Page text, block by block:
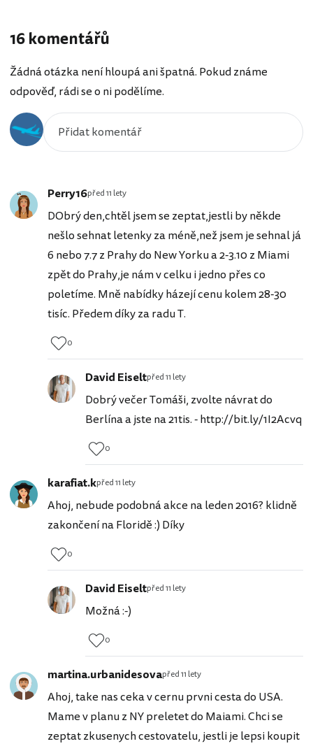
16 komentářů
Žádná otázka není hloupá ani špatná. Pokud známe
odpověď, rádi se o ni podělíme.
Perry16před 11 lety
DObrý den,chtěl jsem se zeptat,jestli by někde
nešlo sehnat letenky za méně,než jsem je sehnal já
6 nebo 7.7 z Prahy do New Yorku a 2-3.10 z Miami
zpět do Prahy,je nám v celku i jedno přes co
poletíme. Mně nabídky házejí cenu kolem 28-30
tisíc. Předem díky za radu T.
0
David Eiseltpřed 11 lety
Dobrý večer Tomáši, zvolte návrat do
Berlína a jste na 21tis. - http://bit.ly/1I2Acvq
0
karafiat.kpřed 11 lety
Ahoj, nebude podobná akce na leden 2016? klidně
zakončení na Floridě :) Díky
0
David Eiseltpřed 11 lety
Možná :-)
0
martina.urbanidesovapřed 11 lety
Ahoj, take nas ceka v cernu prvni cesta do USA.
Mame v planu z NY preletet do Maiami. Chci se
zeptat zkusenych cestovatelu, jestli je lepsi koupit